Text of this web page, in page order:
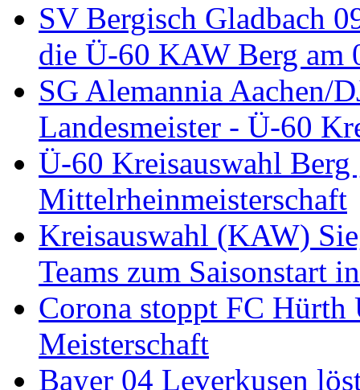
SV Bergisch Gladbach
die Ü-60 KAW Berg am
SG Alemannia Aachen/
Landesmeister - Ü-60
Ü-60 Kreisauswahl
Mittelrheinmeisterschaft
Kreisauswahl (KAW)
Teams zum Saisonstart
Corona stoppt FC Hürth
Meisterschaft
Bayer 04 Leverkusen